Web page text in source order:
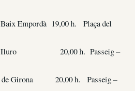
Empordà 19,00 h. Plaça del
Iluro 20,00 h. Passeig –
Girona 20,00 h. Passeig –